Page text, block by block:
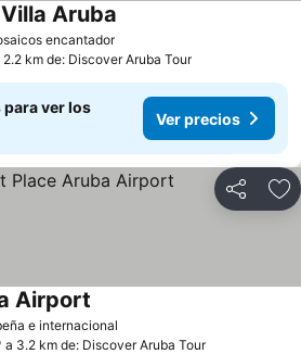
encantador
Aruba
2.2 km de: Discover Aruba Tour
para ver los
Ver precios
Compartir
e internacional
Airport
a 3.2 km de: Discover Aruba Tour